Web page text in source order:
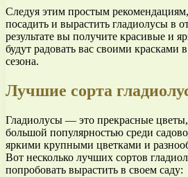
Следуя этим простым
посадить и вырастить гладиолусы в
результате вы получите красивые и
будут радовать вас своими красками
сезона.
Лучшие сорта
Гладиолусы — это прекрасные
большой популярностью среди
яркими крупными цветками и
Вот несколько лучших сортов
попробовать вырастить в своем саду: